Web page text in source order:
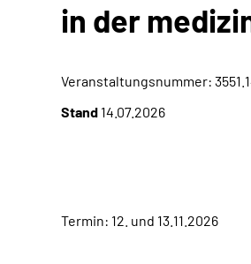
in der
Veranstaltungsnummer:
Stand 14.07.2026
Termin: 12. und 13.11.2026